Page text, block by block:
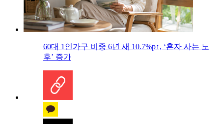
60대 1인가구 비중 6년 새 10.7%p↑, ‘혼자 사는 노
후’ 증가